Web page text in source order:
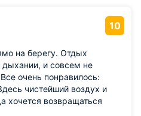
10
на берегу. Отдых
дыхании, и совсем не
очень понравилось:
чистейший воздух и
хочется возвращаться